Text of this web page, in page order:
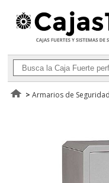
>Armarios de